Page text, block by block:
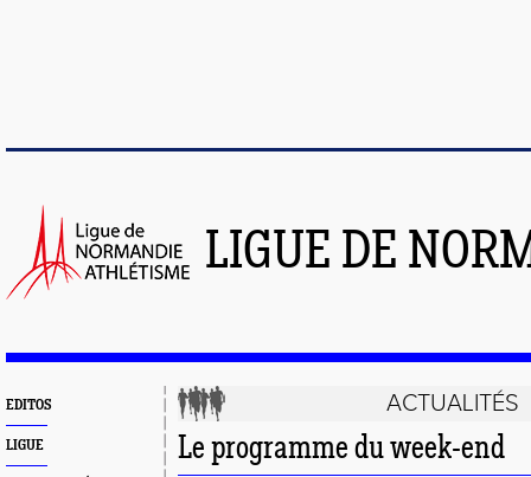
LIGUE DE
EDITOS
LIGUE
ACTUALITÉS
Le programme du week-end